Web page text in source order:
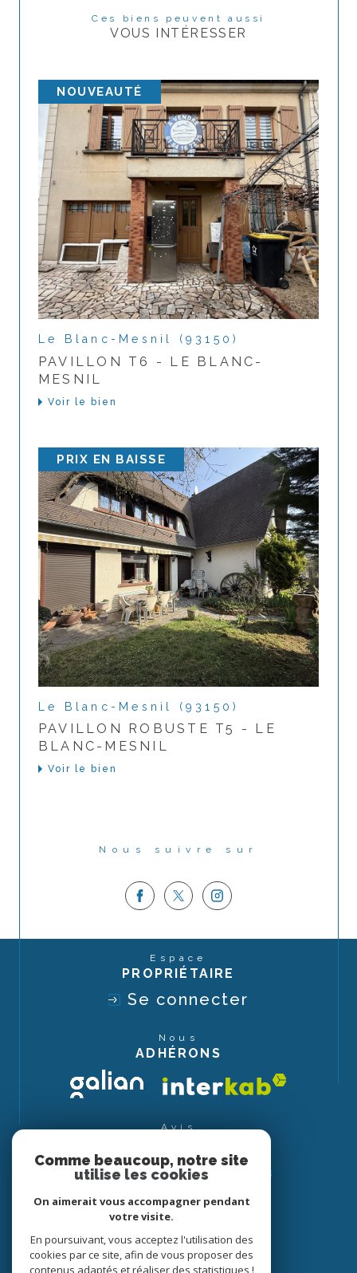
Ces biens peuvent aussi
VOUS INTÉRESSER
NOUVEAUTÉ
Le Blanc-Mesnil (93150)
PAVILLON T6 - LE BLANC-
MESNIL
Voir le bien
PRIX EN BAISSE
Le Blanc-Mesnil (93150)
PAVILLON ROBUSTE T5 - LE
BLANC-MESNIL
Voir le bien
Nous suivre sur
Espace
PROPRIÉTAIRE
Se connecter
Nous
ADHÉRONS
Avis
Comme beaucoup, notre site
utilise les cookies
On aimerait vous accompagner pendant
votre visite.
En poursuivant, vous acceptez l'utilisation des
cookies par ce site, afin de vous proposer des
contenus adaptés et réaliser des statistiques !